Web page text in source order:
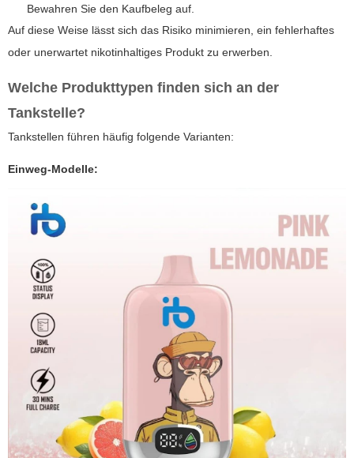
Bewahren Sie den Kaufbeleg auf.
Auf diese Weise lässt sich das Risiko minimieren, ein fehlerhaftes
oder unerwartet nikotinhaltiges Produkt zu erwerben.
Welche Produkttypen finden sich an der
Tankstelle?
Tankstellen führen häufig folgende Varianten:
Einweg-Modelle: